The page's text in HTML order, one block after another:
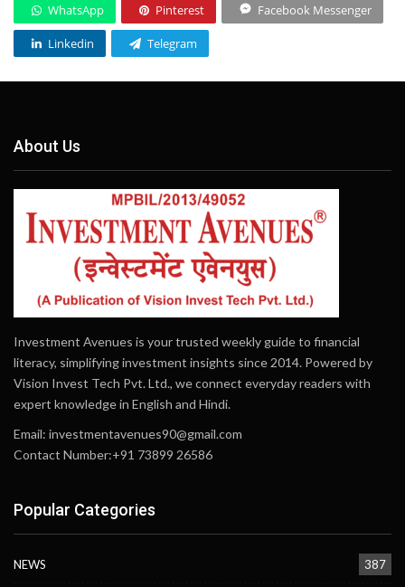
WhatsApp Pinterest Facebook Messenger
Linkedin Telegram
About Us
Investment Avenues is your trusted weekly guide to financial
literacy, simplifying investment insights since 2014. Powered by
Vision Invest Tech Pvt. Ltd., we connect everyday readers with
expert knowledge in English and Hindi.
Email: investmentavenues90@gmail.com
Contact Number:+91 73899 26586
Popular Categories
NEWS 387